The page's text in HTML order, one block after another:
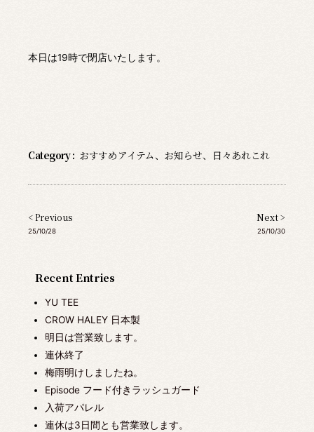
Recent Entries
YU TEE
CROW HALEY 日本製
明日は営業致します。
連休終了
梅雨明けしましたね。
Episode フード付きラッシュガード
入荷アパレル
連休は3日間とも営業致します。
本日は19時で閉店いたします。
Category : おすすめアイテム、 お知らせ、 日々あれこれ
< Previous
25/10/28
Next >
25/10/30